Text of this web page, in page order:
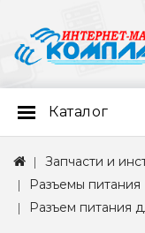
Каталог
Запчасти и
Разъемы питания
Разъем питания